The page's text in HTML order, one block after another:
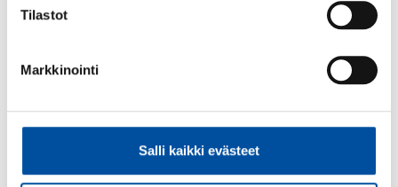
Tilastot
Markkinointi
Salli kaikki evästeet
syytä kirjata nimenomaisesti työsopimukseen.
Pyydä tarvittaessa apua työpaikan
jäsentensä apuna!